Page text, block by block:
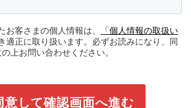
客さまの個人情報は、
「個人情報の取扱い
適正に取り扱います。必ずお読みになり、同
上お問い合わせください。
意して確認画面へ進む